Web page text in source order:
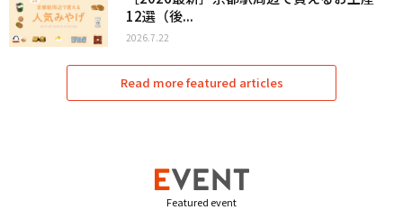
12選（後...
2026.7.22
Read more featured articles
Featured event